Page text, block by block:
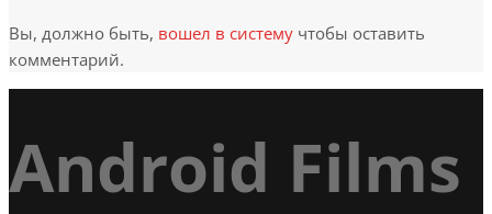
Вы, должно быть, вошел в систему чтобы оставить
комментарий.
Android Films